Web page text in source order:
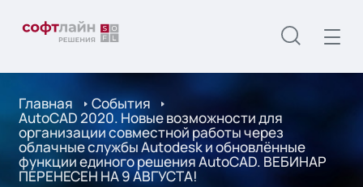
Главная События
AutoCAD 2020. Новые возможности для
организации совместной работы через
облачные службы Autodesk и обновлённые
функции единого решения AutoCAD. ВЕБИНАР
ПЕРЕНЕСЕН НА 9 АВГУСТА!